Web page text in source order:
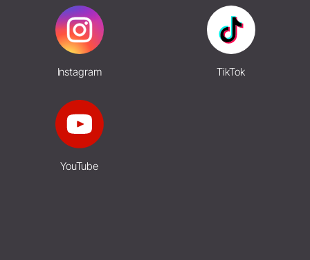
Instagram TikTok
YouTube